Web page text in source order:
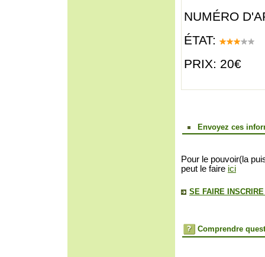
NUMÉRO
ÉTAT:
PRIX: 20€
Envoyez ces
Pour le pouvoir(la
peut le faire ici
SE FAIRE
Comprendre